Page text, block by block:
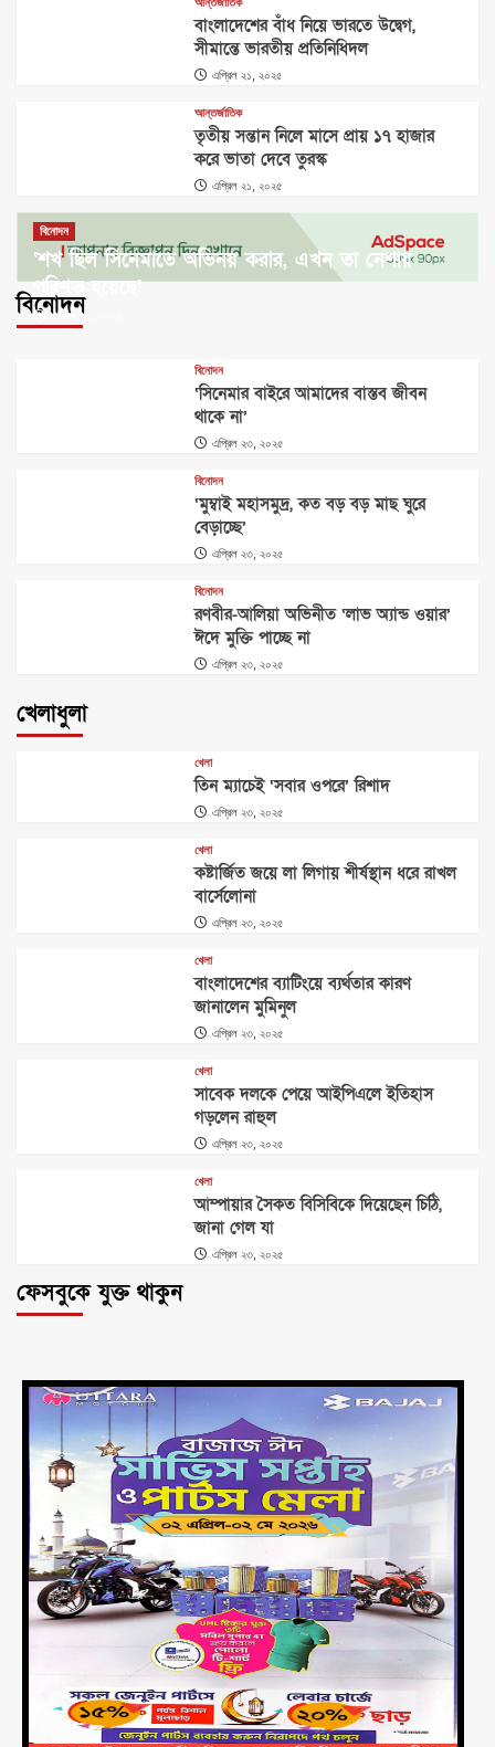
বাংলাদেশের বাঁধ নিয়ে ভারতে উদ্বেগ,
সীমান্তে ভারতীয় প্রতিনিধিদল
এপ্রিল ২১, ২০২৫
আন্তর্জাতিক
তৃতীয় সন্তান নিলে মাসে প্রায় ১৭ হাজার
করে ভাতা দেবে তুরস্ক
এপ্রিল ২১, ২০২৫
বিনোদন
বিনোদন
‘শখ ছিল সিনেমাতে অভিনয় করার, এখন তা নেশায়
পরিণত হয়েছে’
এপ্রিল ২৩, ২০২৫
বিনোদন
‘সিনেমার বাইরে আমাদের বাস্তব জীবন
থাকে না’
এপ্রিল ২৩, ২০২৫
বিনোদন
‘মুম্বাই মহাসমুদ্র, কত বড় বড় মাছ ঘুরে
বেড়াচ্ছে’
এপ্রিল ২৩, ২০২৫
বিনোদন
রণবীর-আলিয়া অভিনীত ‘লাভ অ্যান্ড ওয়ার’
ঈদে মুক্তি পাচ্ছে না
এপ্রিল ২৩, ২০২৫
খেলাধুলা
খেলা
তিন ম্যাচেই ‘সবার ওপরে’ রিশাদ
এপ্রিল ২৩, ২০২৫
খেলা
কষ্টার্জিত জয়ে লা লিগায় শীর্ষস্থান ধরে রাখল
বার্সেলোনা
এপ্রিল ২৩, ২০২৫
খেলা
বাংলাদেশের ব্যাটিংয়ে ব্যর্থতার কারণ
জানালেন মুমিনুল
এপ্রিল ২৩, ২০২৫
খেলা
সাবেক দলকে পেয়ে আইপিএলে ইতিহাস
গড়লেন রাহুল
এপ্রিল ২৩, ২০২৫
খেলা
আম্পায়ার সৈকত বিসিবিকে দিয়েছেন চিঠি,
জানা গেল যা
এপ্রিল ২৩, ২০২৫
ফেসবুকে যুক্ত থাকুন